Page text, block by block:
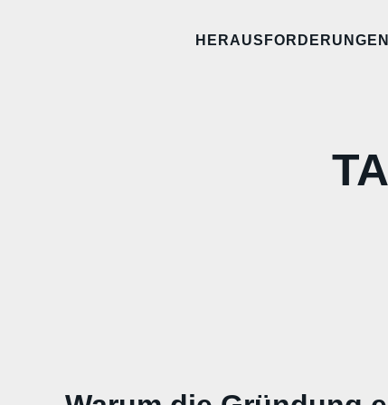
HERAUSFORDERUNGEN